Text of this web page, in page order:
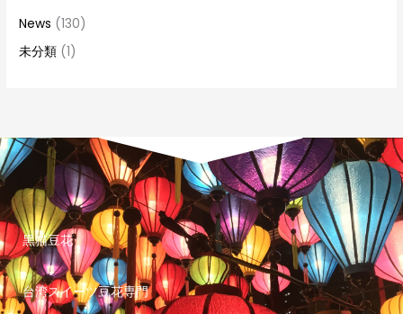
News (130)
未分類 (1)
黒猫豆花
台湾スイーツ豆花専門